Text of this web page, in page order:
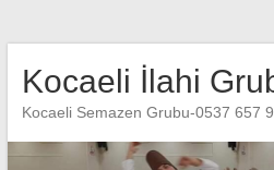
Kocaeli İlahi
Kocaeli Semazen Grubu-0537 657